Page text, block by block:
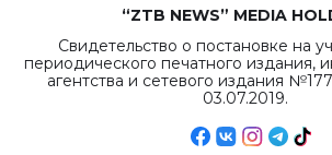
“ZTB NEWS” MEDIA
Свидетельство о постановке на
периодического печатного издания,
агентства и сетевого издания
03.07.2019.